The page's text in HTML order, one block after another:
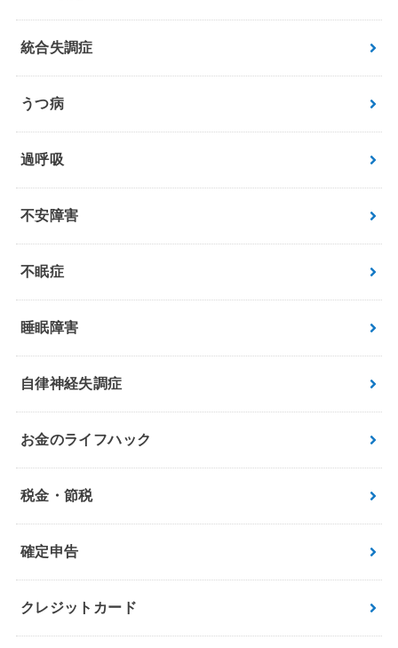
統合失調症
うつ病
過呼吸
不安障害
不眠症
睡眠障害
自律神経失調症
お金のライフハック
税金・節税
確定申告
クレジットカード